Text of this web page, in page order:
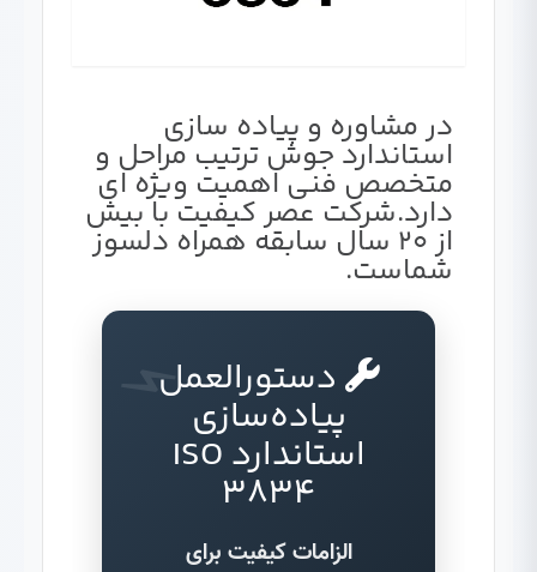
در مشاوره و پیاده سازی
استاندارد جوش ترتیب مراحل و
متخصص فنی اهمیت ویژه ای
دارد.شرکت عصر کیفیت با بیش
از 20 سال سابقه همراه دلسوز
شماست.
دستورالعمل
پیاده‌سازی
استاندارد ISO
3834
الزامات کیفیت برای